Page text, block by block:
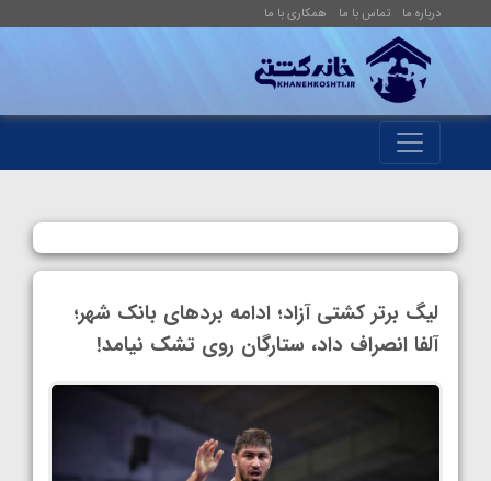
درباره ما تماس با ما همکاری با ما
لیگ برتر کشتی آزاد؛ ادامه بردهای بانک شهر؛
آلفا انصراف داد، ستارگان روی تشک نیامد!